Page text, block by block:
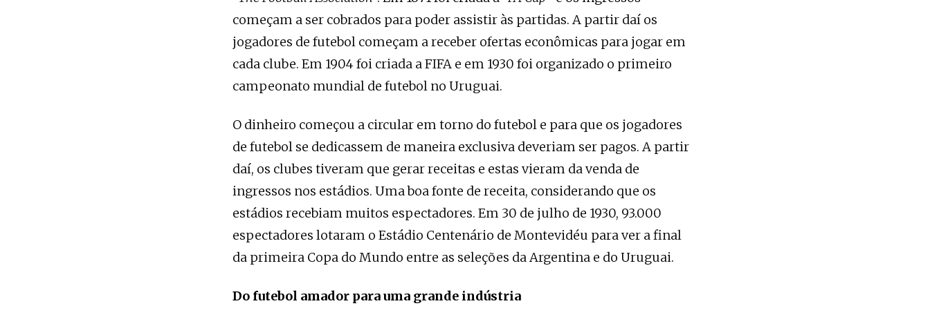
começam a ser cobrados para poder assistir às partidas. A partir daí os
jogadores de futebol começam a receber ofertas econômicas para jogar em
cada clube. Em 1904 foi criada a FIFA e em 1930 foi organizado o primeiro
campeonato mundial de futebol no Uruguai.
O dinheiro começou a circular em torno do futebol e para que os jogadores
de futebol se dedicassem de maneira exclusiva deveriam ser pagos. A partir
daí, os clubes tiveram que gerar receitas e estas vieram da venda de
ingressos nos estádios. Uma boa fonte de receita, considerando que os
estádios recebiam muitos espectadores. Em 30 de julho de 1930, 93.000
espectadores lotaram o Estádio Centenário de Montevidéu para ver a final
da primeira Copa do Mundo entre as seleções da Argentina e do Uruguai.
Do futebol amador para uma grande indústria